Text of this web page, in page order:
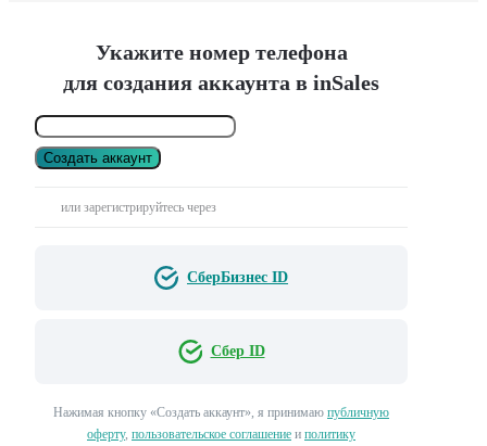
Укажите номер телефона
для создания аккаунта в inSales
Создать аккаунт
или зарегистрируйтесь через
СберБизнес ID
Сбер ID
Нажимая кнопку «Создать аккаунт», я принимаю публичную
оферту, пользовательское соглашение и политику